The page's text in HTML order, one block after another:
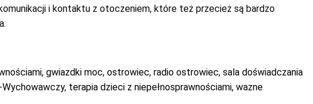
i kontaktu z otoczeniem, które też przecież są bardzo
, gwiazdki moc, ostrowiec, radio ostrowiec, sala doświadczania
, terapia dzieci z niepełnosprawnościami, wazne